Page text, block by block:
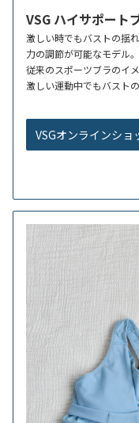
VSG ハイサポート
激しい時でもバストの揺
力の調節が可能なモデル。
従来のスポーツブラのイ
激しい運動中でもバスト
VSGオンラインショ